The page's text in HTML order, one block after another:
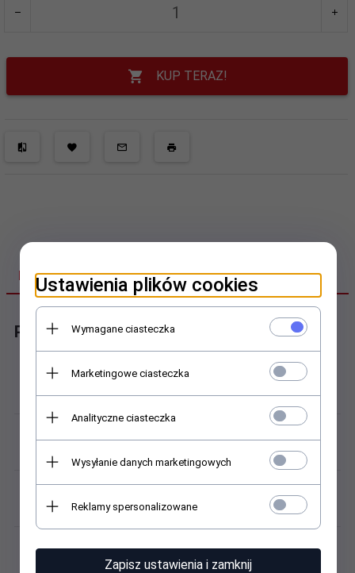
KUP TERAZ!
DANE TECHNICZNE
Parametry paska oryginalnego
Producent:
TEKLA
PG23-18-22
Materiał (pasek):
silikon
Ustawienia plików cookies
Wymagane ciasteczka
Marketingowe ciasteczka
Analityczne ciasteczka
Wysyłanie danych marketingowych
Reklamy spersonalizowane
Zapisz ustawienia i zamknij